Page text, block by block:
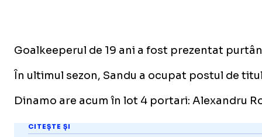
Goalkeeperul de 19 ani a fost prezentat
În ultimul sezon, Sandu a ocupat postul de
Dinamo are acum în lot 4 portari: Alexandru
CITEȘTE ȘI